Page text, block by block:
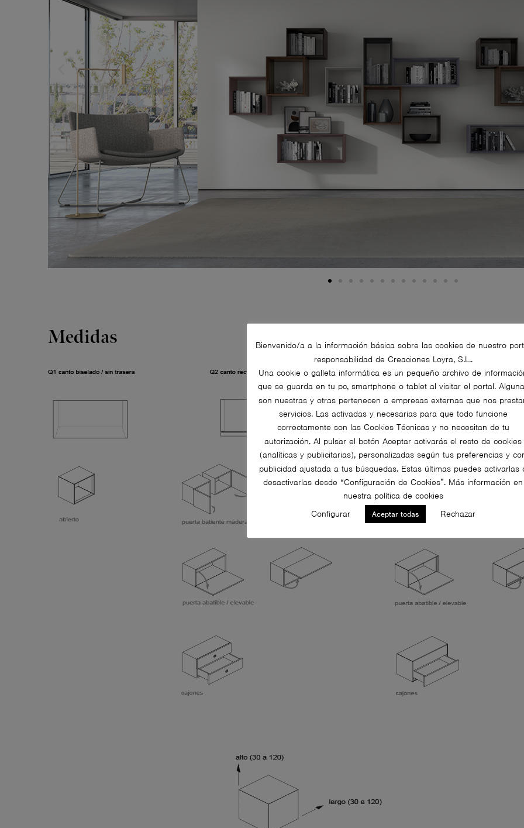
Medidas
Bienvenido/a a la información básica sobre las cookies de nuestro
responsabilidad de Creaciones Loyra, S.L..
Una cookie o galleta informática es un pequeño archivo de
que se guarda en tu pc, smartphone o tablet al visitar el portal.
son nuestras y otras pertenecen a empresas externas que nos
servicios. Las activadas y necesarias para que todo funcione
correctamente son las Cookies Técnicas y no necesitan de tu
autorización. Al pulsar el botón Aceptar activarás el resto de cookies
(analíticas y publicitarias), personalizadas según tus preferencias y
publicidad ajustada a tus búsquedas. Estas últimas puedes activarlas
desactivarlas desde “Configuración de Cookies”. Más información en
nuestra política de cookies
Configurar
Aceptar todas Rechazar